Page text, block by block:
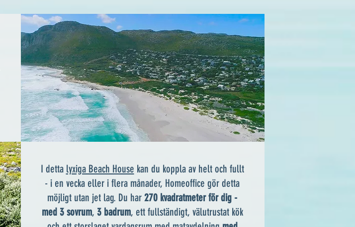
I detta lyxiga Beach House kan du koppla av helt och fullt
- i en vecka eller i flera månader, Homeoffice gör detta
möjligt utan jet lag. Du har 270 kvadratmeter för dig -
med 3 sovrum, 3 badrum, ett fullständigt, välutrustat kök